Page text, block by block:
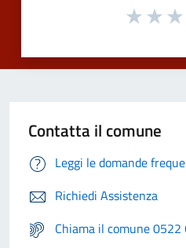
Contatta il comune
Leggi le domande
Richiedi Assistenza
Chiama il comune 0522